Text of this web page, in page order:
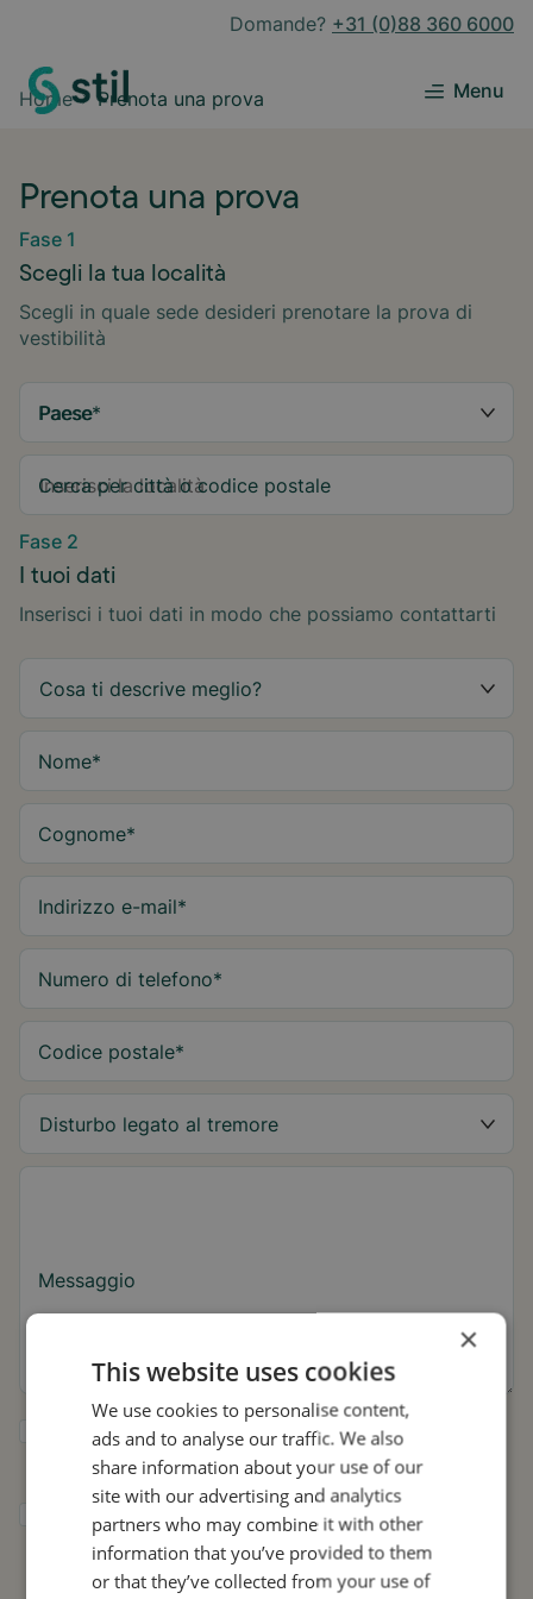
Domande? +31 (0)88 360 6000
Menu
Home Prenota una prova
Prenota una prova
Fase 1
Scegli la tua località
Scegli in quale sede desideri prenotare la prova di
vestibilità
Paese*
Cerca per città o codice postale
Fase 2
I tuoi dati
Inserisci i tuoi dati in modo che possiamo contattarti
Nome*
Cognome*
Indirizzo e-mail*
Numero di telefono*
Codice postale*
Messaggio
Sì, desidero ricevere consigli su Tremor e
aggiornamenti su Stil.
Acconsento a che Stil utilizzi i miei dati per
scopi di ricerca e diffusione, in conformità
l'Informativa sulla privacy.*
×
This website uses cookies
We use cookies to personalise content,
ads and to analyse our traffic. We also
share information about your use of our
site with our advertising and analytics
partners who may combine it with other
information that you’ve provided to them
or that they’ve collected from your use of